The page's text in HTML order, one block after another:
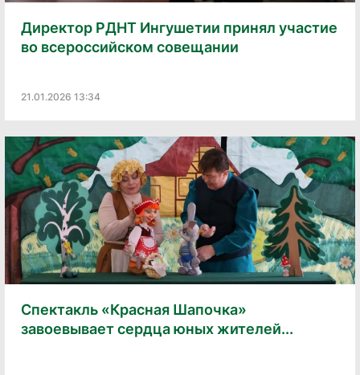
Директор РДНТ Ингушетии принял участие
во всероссийском совещании
21.01.2026 13:34
Спектакль «Красная Шапочка»
завоевывает сердца юных жителей...